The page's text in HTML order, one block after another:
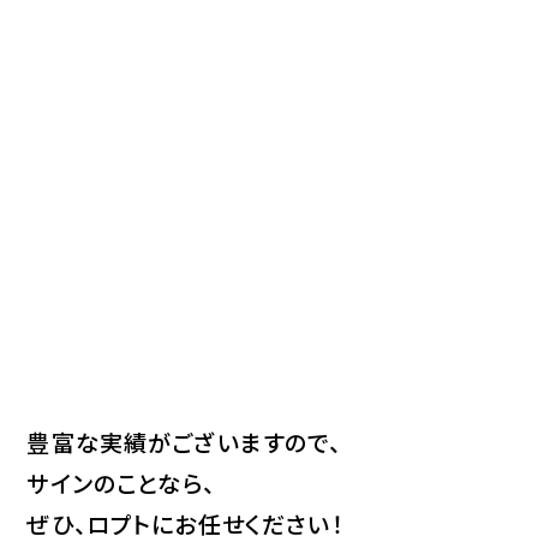
豊富な実績がございますので、
サインのことなら、
ぜひ、ロプトにお任せください！